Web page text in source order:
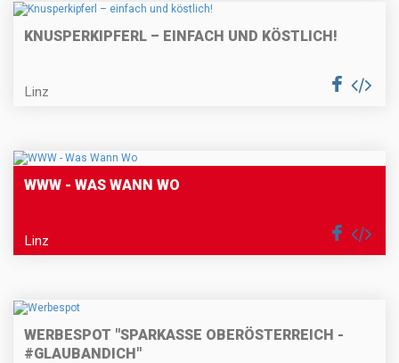
KNUSPERKIPFERL – EINFACH UND KÖSTLICH!
Linz
WWW - WAS WANN WO
Linz
WERBESPOT "SPARKASSE OBERÖSTERREICH -
#GLAUBANDICH"